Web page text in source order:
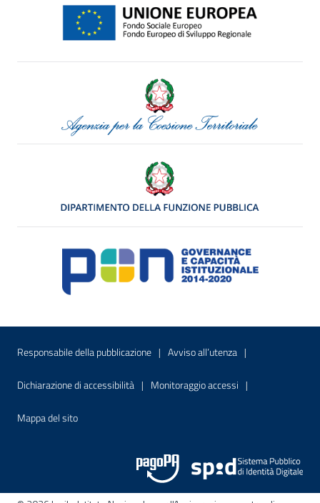
Menu di servizio
Responsabile della pubblicazione Sito interno - Apre in una nuova
Avviso all’utenza Sito interno -
Dichiarazione di accessibilità Sito interno - Apre in una nuova finestra
Monitoraggio accessi Sito interno -
Mappa del sitoSito interno - Apre nella stessa finestra